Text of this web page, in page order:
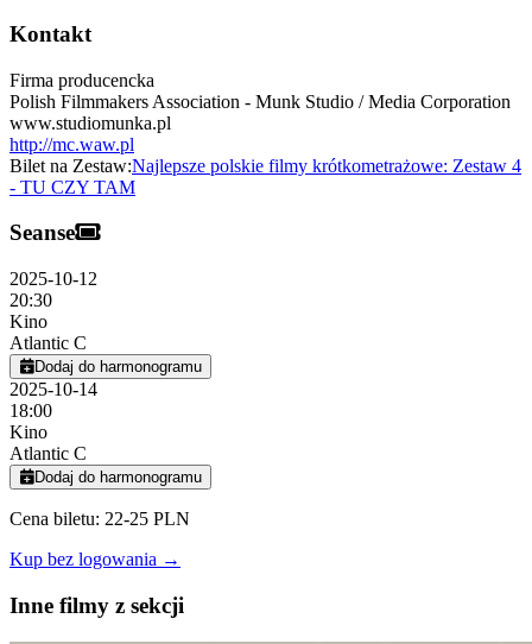
Kontakt
Firma producencka
Polish Filmmakers Association - Munk Studio / Media Corporation
www.studiomunka.pl
http://mc.waw.pl
Bilet na Zestaw:Najlepsze polskie filmy krótkometrażowe: Zestaw 4
- TU CZY TAM
Seanse
2025-10-12
20:30
Kino
Atlantic C
Dodaj do harmonogramu
2025-10-14
18:00
Kino
Atlantic C
Dodaj do harmonogramu
Cena biletu: 22-25 PLN
Kup bez logowania →
Inne filmy z sekcji